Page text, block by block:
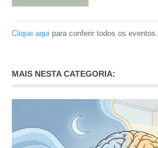
Clique aqui para conferir todos os eventos.
MAIS NESTA CATEGORIA: